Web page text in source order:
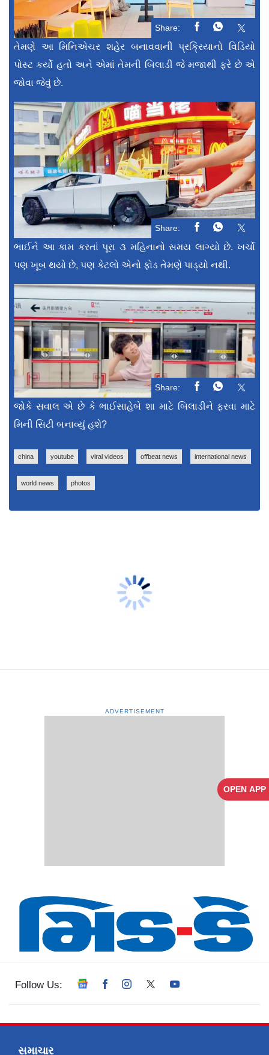
OPEN APP
Share:
તેમણે આ મિનિએચર શહેર બનાવવાની પ્રક્રિયાનો વિડિયો
પોસ્ટ કર્યો હતો અને એમાં તેમની બિલાડી જે મજાથી ફરે છે એ
જોવા જેવું છે.
Share:
ભાઈને આ કામ કરતાં પૂરા ૩ મહિનાનો સમય લાગ્યો છે. ખર્ચો
પણ ખૂબ થયો છે, પણ કેટલો એનો ફોડ તેમણે પાડ્યો નથી.
Share:
જોકે સવાલ એ છે કે ભાઈસાહેબે શા માટે બિલાડીને ફરવા માટે
મિની સિટી બનાવ્યું હશે?
china youtube viral videos offbeat news international news
world news photos
ADVERTISEMENT
Follow Us:
સમાચાર